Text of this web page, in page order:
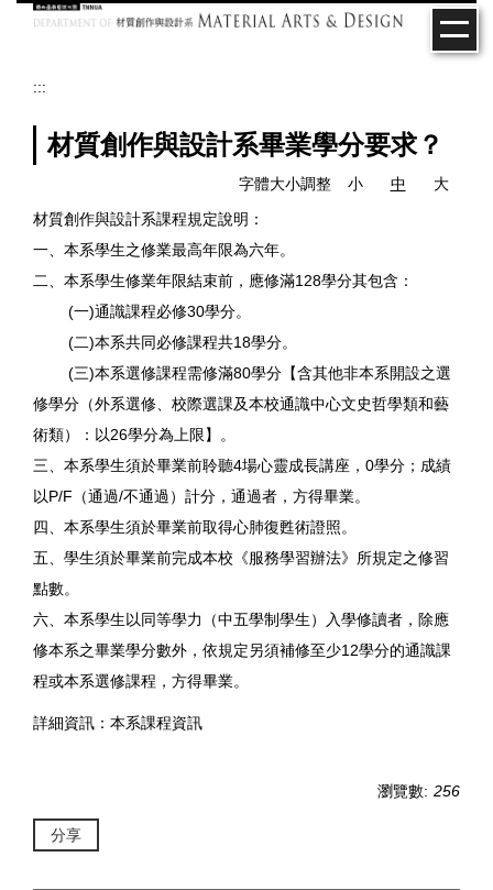
:::
材質創作與設計系畢業學分要求？
字體大小調整 小 中
大
材質創作與設計系課程規定說明：
一、本系學生之修業最高年限為六年。
二、本系學生修業年限結束前，應修滿128學分其包含：
(一)通識課程必修30學分。
(二)本系共同必修課程共18學分。
(三)本系選修課程需修滿80學分【含其他非本系開設之選
修學分（外系選修、校際選課及本校通識中心文史哲學類和藝
術類）：以26學分為上限】。
三、本系學生須於畢業前聆聽4場心靈成長講座，0學分；成績
以P/F（通過/不通過）計分，通過者，方得畢業。
四、本系學生須於畢業前取得心肺復甦術證照。
五、學生須於畢業前完成本校《服務學習辦法》所規定之修習
點數。
六、本系學生以同等學力（中五學制學生）入學修讀者，除應
修本系之畢業學分數外，依規定另須補修至少12學分的通識課
程或本系選修課程，方得畢業。
詳細資訊： 本系課程資訊
瀏覽數: 256
分享